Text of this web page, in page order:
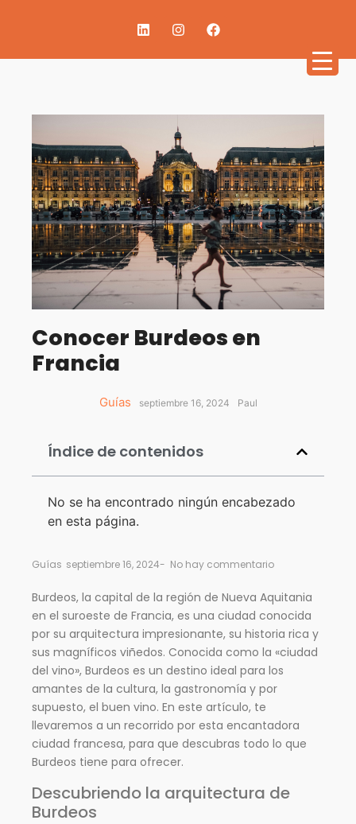
Conocer Burdeos en
Francia
Guías septiembre 16, 2024 Paul
Índice de contenidos
No se ha encontrado ningún encabezado
en esta página.
Guías septiembre 16, 2024- No hay commentario
Burdeos, la capital de la región de Nueva Aquitania
en el suroeste de Francia, es una ciudad conocida
por su arquitectura impresionante, su historia rica y
sus magníficos viñedos. Conocida como la «ciudad
del vino», Burdeos es un destino ideal para los
amantes de la cultura, la gastronomía y por
supuesto, el buen vino. En este artículo, te
llevaremos a un recorrido por esta encantadora
ciudad francesa, para que descubras todo lo que
Burdeos tiene para ofrecer.
Descubriendo la arquitectura de
Burdeos